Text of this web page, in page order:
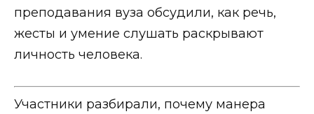
преподавания вуза обсудили, как речь,
жесты и умение слушать раскрывают
личность человека.
Участники разбирали, почему манера